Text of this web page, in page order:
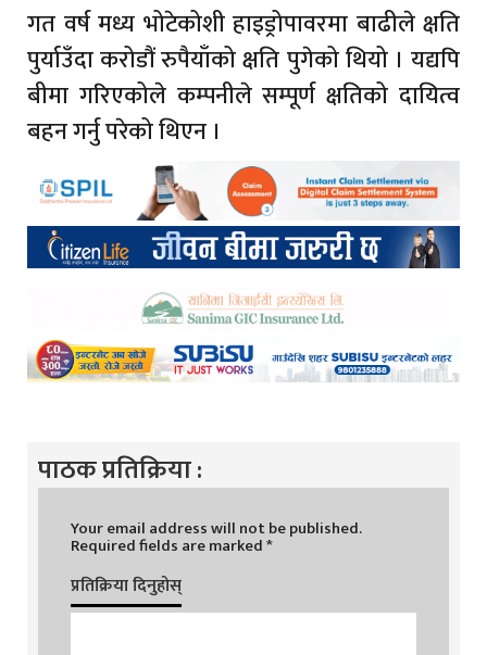
गत वर्ष मध्य भोटेकोशी हाइड्रोपावरमा बाढीले क्षति
पुर्याउँदा करोडौं रुपैयाँको क्षति पुगेको थियो । यद्यपि
बीमा गरिएकोले कम्पनीले सम्पूर्ण क्षतिको दायित्व
बहन गर्नु परेको थिएन ।
पाठक प्रतिक्रिया :
Your email address will not be published.
Required fields are marked*
प्रतिक्रिया दिनुहोस्